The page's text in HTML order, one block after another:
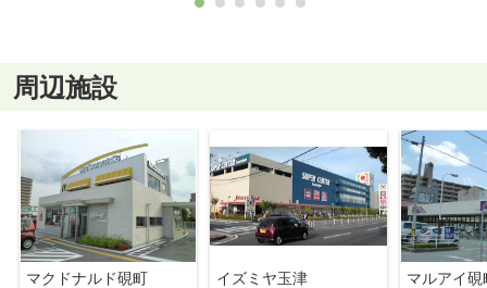
周辺施設
マクドナルド硯町
イズミヤ玉津
マルアイ硯